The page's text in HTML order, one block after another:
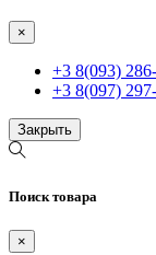
×
+3 8(093)
+3 8(097)
Закрыть
Поиск товара
×